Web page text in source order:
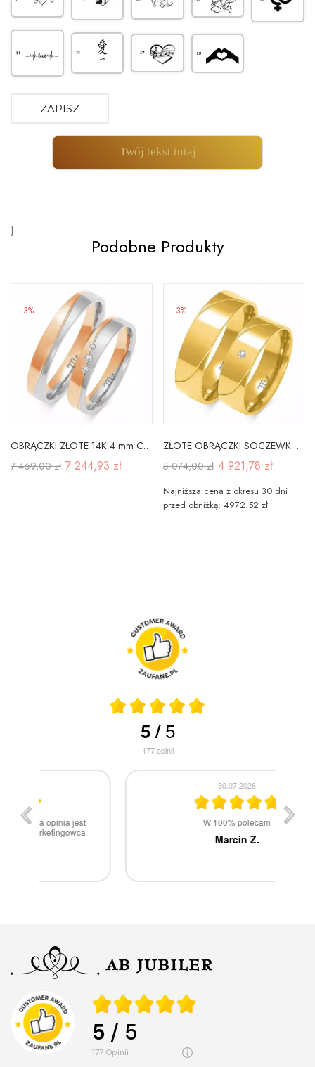
ZAPISZ
Twój tekst tutaj
}
Podobne Produkty
-3%
OBRĄCZKI ZŁOTE 14K 4 mm CYRKONIA A-217
7 469,00 zł 7 244,93 zł
-3%
ZŁOTE OBRĄCZKI SOCZEWKA 6mm BRYLANT PRÓBA 333
5 074,00 zł 4 921,78 zł
Najniższa cena z okresu 30 dni
przed obniżką: 4972.52 zł
5/5
177opinii
5 / 5
177 opinii